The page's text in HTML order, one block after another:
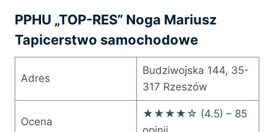
PPHU „TOP-RES” Noga Mariusz
Tapicerstwo samochodowe
Adres
Budziwojska 144, 35-
317 Rzeszów
Ocena
★★★★☆ (4.5) – 85